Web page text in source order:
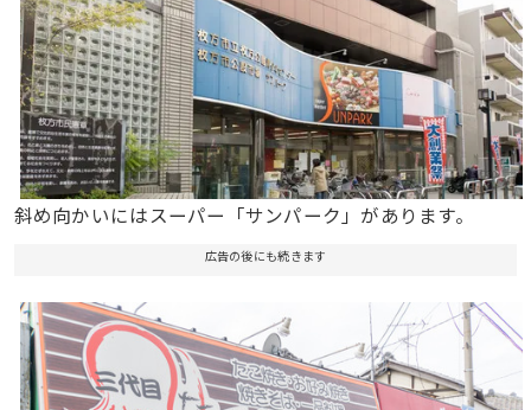
斜め向かいにはスーパー「サンパーク」があります。
広告の後にも続きます